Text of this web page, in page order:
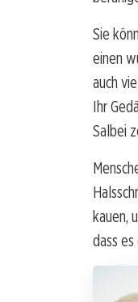
Sie
einen
auch
Ihr
Salbei
kauen,
dass